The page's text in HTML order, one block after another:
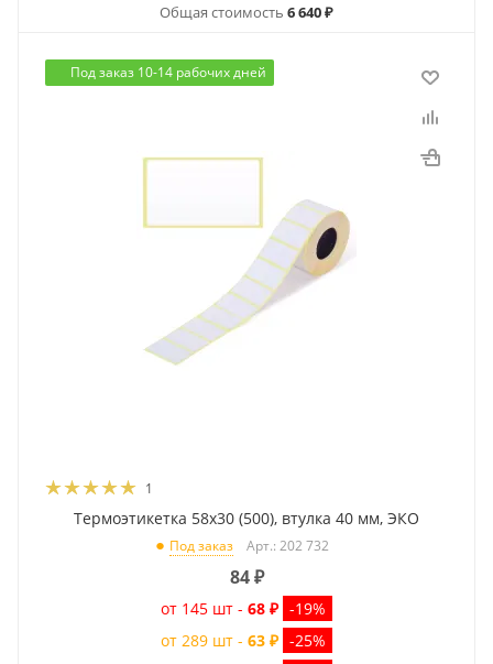
Общая стоимость 6 640 ₽
Под заказ 10-14 рабочих дней
1
Термоэтикетка 58x30 (500), втулка 40 мм, ЭКО
Под заказ Арт.: 202 732
84₽
от 145 шт - 68 ₽ -19%
от 289 шт - 63 ₽ -25%